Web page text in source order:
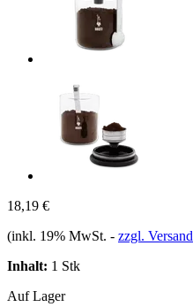
18,19 €
(inkl. 19% MwSt. - zzgl. Versand
Inhalt: 1 Stk
Auf Lager